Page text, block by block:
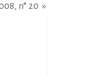
n° 20 »